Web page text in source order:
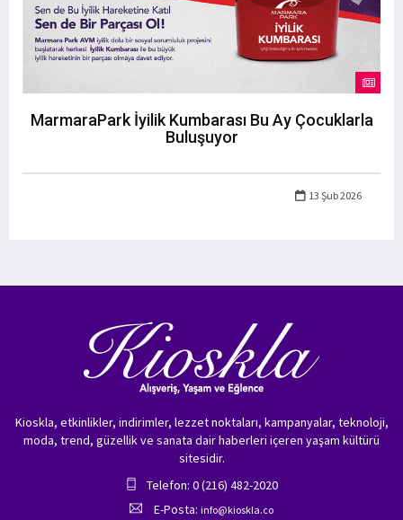
MarmaraPark İyilik Kumbarası Bu Ay Çocuklarla
Buluşuyor
13 Şub 2026
Kioskla, etkinlikler, indirimler, lezzet noktaları, kampanyalar, teknoloji,
moda, trend, güzellik ve sanata dair haberleri içeren yaşam kültürü
sitesidir.
Telefon: 0 (216) 482-2020
E-Posta: info@kioskla.co